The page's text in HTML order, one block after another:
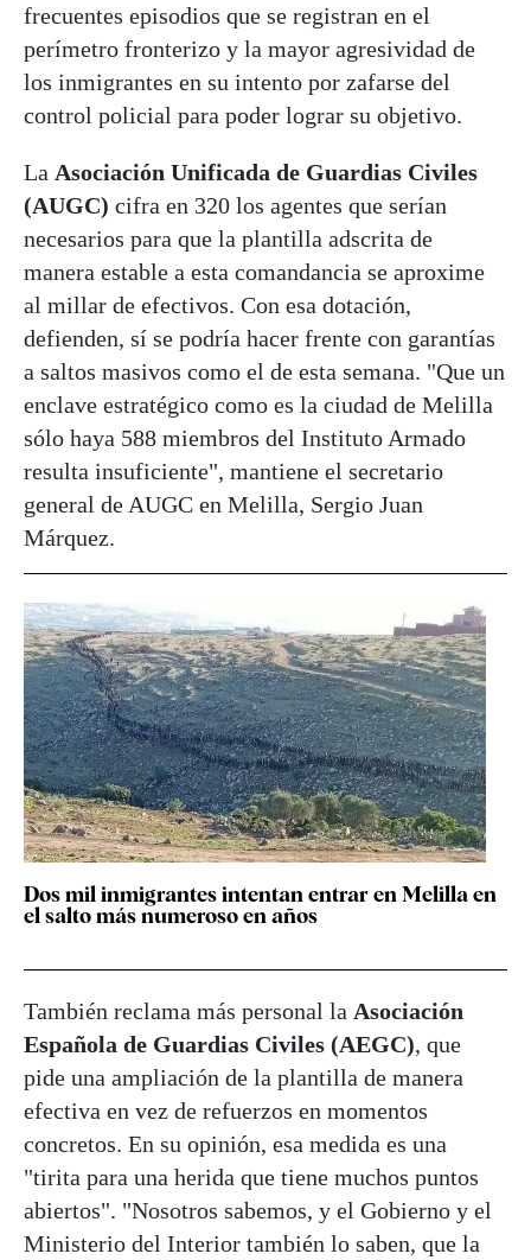
frecuentes episodios que se registran en el
perímetro fronterizo y la mayor agresividad de
los inmigrantes en su intento por zafarse del
control policial para poder lograr su objetivo.
La Asociación Unificada de Guardias Civiles
(AUGC) cifra en 320 los agentes que serían
necesarios para que la plantilla adscrita de
manera estable a esta comandancia se aproxime
al millar de efectivos. Con esa dotación,
defienden, sí se podría hacer frente con garantías
a saltos masivos como el de esta semana. "Que un
enclave estratégico como es la ciudad de Melilla
sólo haya 588 miembros del Instituto Armado
resulta insuficiente", mantiene el secretario
general de AUGC en Melilla, Sergio Juan
Márquez.
Dos mil inmigrantes intentan entrar en Melilla en
el salto más numeroso en años
También reclama más personal la Asociación
Española de Guardias Civiles (AEGC), que
pide una ampliación de la plantilla de manera
efectiva en vez de refuerzos en momentos
concretos. En su opinión, esa medida es una
"tirita para una herida que tiene muchos puntos
abiertos". "Nosotros sabemos, y el Gobierno y el
Ministerio del Interior también lo saben, que la